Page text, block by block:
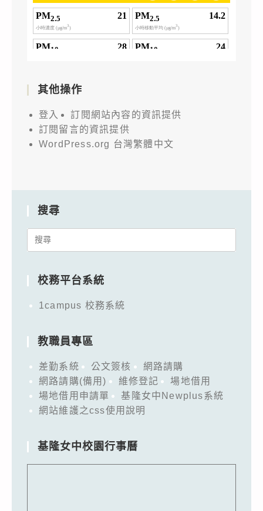
其他操作
登入
訂閱網站內容的資訊提供
訂閱留言的資訊提供
WordPress.org 台灣繁體中文
搜尋
Search
校務平台系統
1campus 校務系統
教職員專區
差勤系統 公文簽核
網路請購
網路請購(備用)
維修登記
場地借用
場地借用申請單
基隆女中Newplus系統
網站維護之css使用說明
基隆女中校園行事曆